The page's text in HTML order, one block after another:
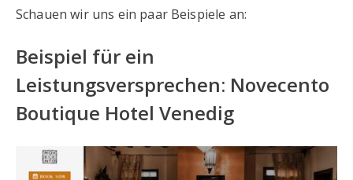
Schauen wir uns ein paar Beispiele an:
Beispiel für ein
Leistungsversprechen: Novecento
Boutique Hotel Venedig